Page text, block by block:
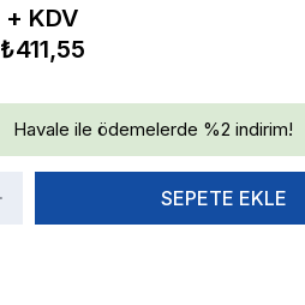
₺411,55
Havale ile ödemelerde %2 indirim!